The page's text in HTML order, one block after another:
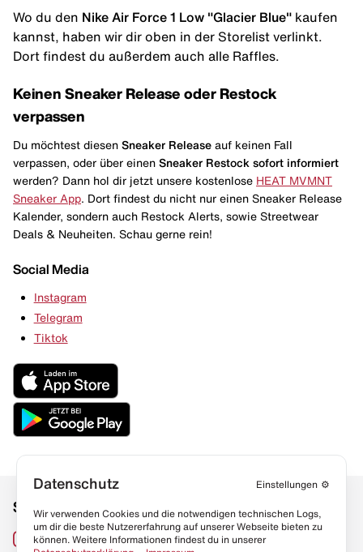
Wo du den Nike Air Force 1 Low "Glacier Blue" kaufen
kannst, haben wir dir oben in der Storelist verlinkt.
Dort findest du außerdem auch alle Raffles.
Keinen Sneaker Release oder Restock
verpassen
Du möchtest diesen Sneaker Release auf keinen Fall
verpassen, oder über einen Sneaker Restock sofort informiert
werden? Dann hol dir jetzt unsere kostenlose HEAT MVMNT
Sneaker App . Dort findest du nicht nur einen Sneaker Release
Kalender, sondern auch Restock Alerts, sowie Streetwear
Deals & Neuheiten. Schau gerne rein!
Social Media
Instagram
Telegram
Tiktok
Social Media
Instagram
Links
Sneaker Lexikon
Datenschutz Einstellungen ⚙️
Wir verwenden Cookies und die notwendigen technischen Logs,
um dir die beste Nutzererfahrung auf unserer Webseite bieten zu
können. Weitere Informationen findest du in unserer